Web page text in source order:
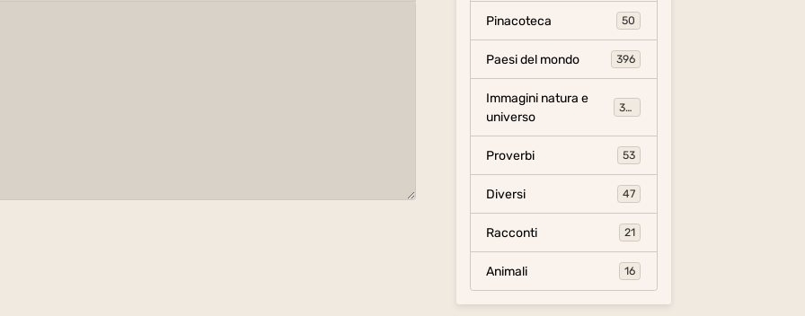
Pinacoteca 50
Paesi del mondo 396
Immagini natura e
universo
306
Proverbi 53
Diversi 47
Racconti 21
Animali 16